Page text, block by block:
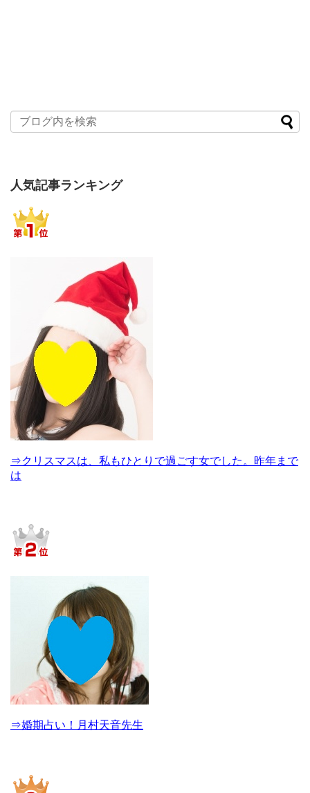
人気記事ランキング
⇒クリスマスは、私もひとりで過ごす女でした。昨年まで
は
⇒婚期占い！月村天音先生